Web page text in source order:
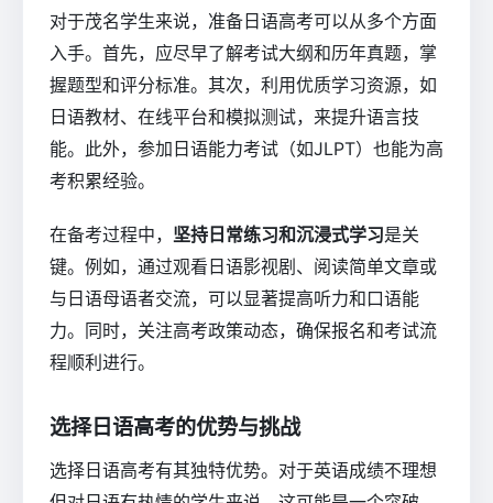
对于茂名学生来说，准备日语高考可以从多个方面
入手。首先，应尽早了解考试大纲和历年真题，掌
握题型和评分标准。其次，利用优质学习资源，如
日语教材、在线平台和模拟测试，来提升语言技
能。此外，参加日语能力考试（如JLPT）也能为高
考积累经验。
在备考过程中， 坚持日常练习和沉浸式学习是关
键。例如，通过观看日语影视剧、阅读简单文章或
与日语母语者交流，可以显著提高听力和口语能
力。同时，关注高考政策动态，确保报名和考试流
程顺利进行。
选择日语高考的优势与挑战
选择日语高考有其独特优势。对于英语成绩不理想